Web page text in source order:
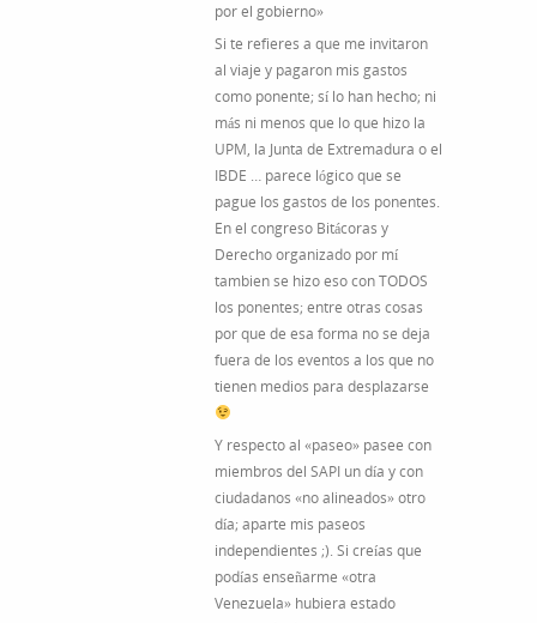
por el gobierno»
Si te refieres a que me invitaron
al viaje y pagaron mis gastos
como ponente; sí lo han hecho; ni
más ni menos que lo que hizo la
UPM, la Junta de Extremadura o el
IBDE … parece lógico que se
pague los gastos de los ponentes.
En el congreso Bitácoras y
Derecho organizado por mí
tambien se hizo eso con TODOS
los ponentes; entre otras cosas
por que de esa forma no se deja
fuera de los eventos a los que no
tienen medios para desplazarse
Y respecto al «paseo» pasee con
miembros del SAPI un día y con
ciudadanos «no alineados» otro
día; aparte mis paseos
independientes ;). Si creías que
podías enseñarme «otra
Venezuela» hubiera estado